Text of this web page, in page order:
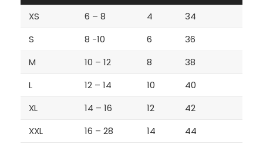
XS
6 – 8 4
34
S
8 -10 6
36
M
10 – 12 8
38
L
12 – 14 10
40
XL
14 – 16 12
42
XXL
16 – 28 14 44